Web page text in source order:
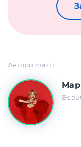
Автори статті